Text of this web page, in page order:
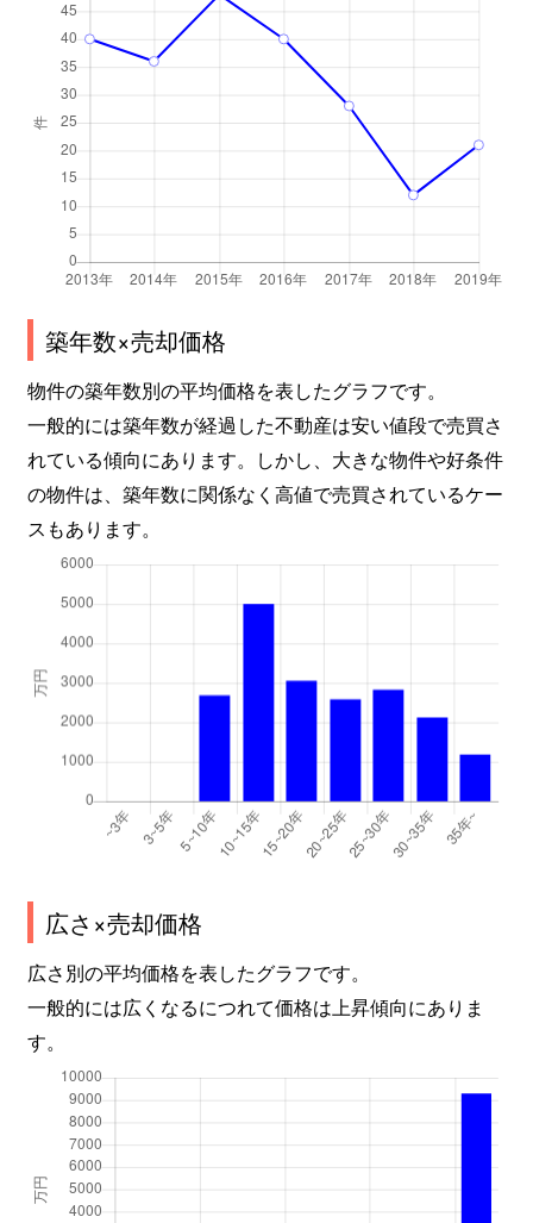
築年数×売却価格
物件の築年数別の平均価格を表したグラフです。
一般的には築年数が経過した不動産は安い値段で売買さ
れている傾向にあります。しかし、大きな物件や好条件
の物件は、築年数に関係なく高値で売買されているケー
スもあります。
広さ×売却価格
広さ別の平均価格を表したグラフです。
一般的には広くなるにつれて価格は上昇傾向にありま
す。